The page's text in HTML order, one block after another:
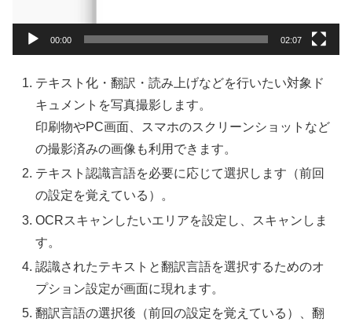
00:00 02:07
テキスト化・翻訳・読み上げなどを行いたい対象ド
キュメントを写真撮影します。
印刷物やPC画面、スマホのスクリーンショットなど
の撮影済みの画像も利用できます。
テキスト認識言語を必要に応じて選択します（前回
の設定を覚えている）。
OCRスキャンしたいエリアを設定し、スキャンしま
す。
認識されたテキストと翻訳言語を選択するためのオ
プション設定が画面に現れます。
翻訳言語の選択後（前回の設定を覚えている）、翻